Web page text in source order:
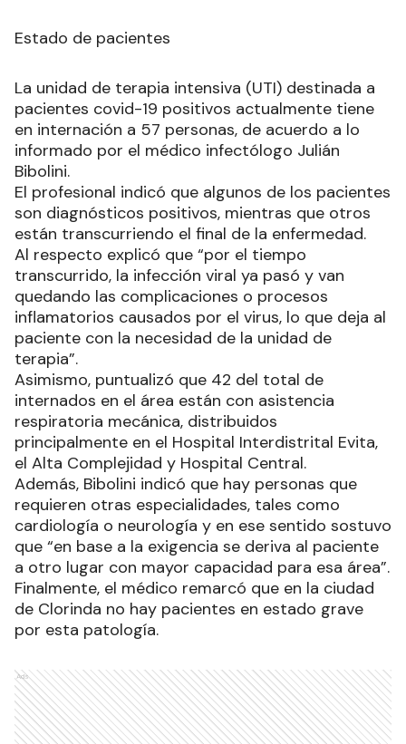
Estado de pacientes
La unidad de terapia intensiva (UTI) destinada a
pacientes covid-19 positivos actualmente tiene
en internación a 57 personas, de acuerdo a lo
informado por el médico infectólogo Julián
Bibolini.
El profesional indicó que algunos de los pacientes
son diagnósticos positivos, mientras que otros
están transcurriendo el final de la enfermedad.
Al respecto explicó que “por el tiempo
transcurrido, la infección viral ya pasó y van
quedando las complicaciones o procesos
inflamatorios causados por el virus, lo que deja al
paciente con la necesidad de la unidad de
terapia”.
Asimismo, puntualizó que 42 del total de
internados en el área están con asistencia
respiratoria mecánica, distribuidos
principalmente en el Hospital Interdistrital Evita,
el Alta Complejidad y Hospital Central.
Además, Bibolini indicó que hay personas que
requieren otras especialidades, tales como
cardiología o neurología y en ese sentido sostuvo
que “en base a la exigencia se deriva al paciente
a otro lugar con mayor capacidad para esa área”.
Finalmente, el médico remarcó que en la ciudad
de Clorinda no hay pacientes en estado grave
por esta patología.
Ads